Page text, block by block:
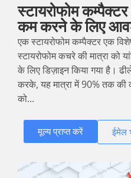
स्टायरोफोम
कम करने के लिए
एक स्टायरोफोम कम्पैक्टर एक
स्टायरोफोम कचरे की मात्रा को
के लिए डिज़ाइन किया गया है।
करके, यह मात्रा में 90% तक की
को...
मूल्य प्राप्त करें ईमेल